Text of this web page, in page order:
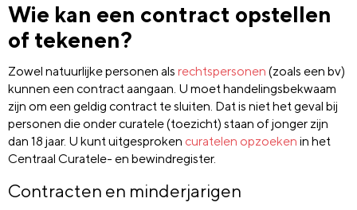
Wie kan een contract opstellen
of tekenen?
Zowel natuurlijke personen als rechtspersonen (zoals een bv)
kunnen een contract aangaan. U moet handelingsbekwaam
zijn om een geldig contract te sluiten. Dat is niet het geval bij
personen die onder curatele (toezicht) staan of jonger zijn
dan 18 jaar. U kunt uitgesproken curatelen opzoeken in het
Centraal Curatele- en bewindregister.
Contracten en minderjarigen